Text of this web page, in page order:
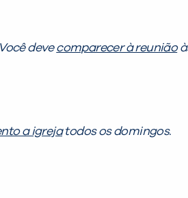
Você devecomparecer à reunião
a igrejatodos os domingos.